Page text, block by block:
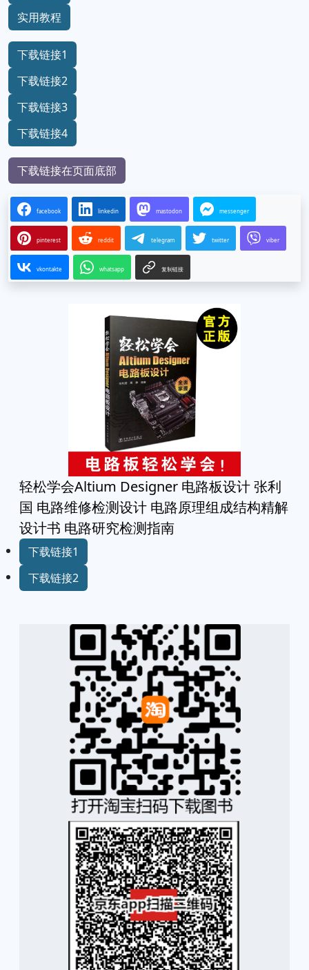
实用教程
下载链接1
下载链接2
下载链接3
下载链接4
下载链接在页面底部
facebook linkedin mastodon messenger
pinterest reddit telegram twitter viber
vkontakte whatsapp 复制链接
轻松学会Altium Designer 电路板设计 张利
国 电路维修检测设计 电路原理组成结构精解
设计书 电路研究检测指南
下载链接1
下载链接2